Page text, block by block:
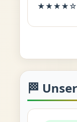
★★★★☆
🏁